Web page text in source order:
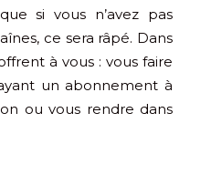
si vous n’avez pas
ce sera râpé. Dans
à vous : vous faire
un abonnement à
ou vous rendre dans